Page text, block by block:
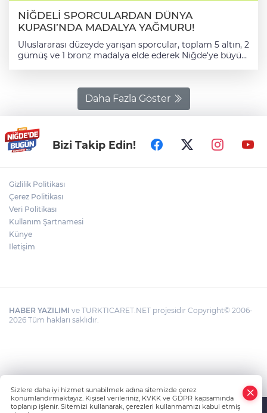
NİĞDELİ SPORCULARDAN DÜNYA
KUPASI’NDA MADALYA YAĞMURU!
Uluslararası düzeyde yarışan sporcular, toplam 5 altın, 2
gümüş ve 1 bronz madalya elde ederek Niğde'ye büyük
Asbala, Enes Erdem, Emre Demirci ve Melisa Adıgüzel,
kendi kategorilerinde şampiyonluğa ulaşarak altın
madalyaları boyunlarına taktı. Organizasyonda Yaren
gümüş madalya kazanırken, Melek Yiğit ise üçüncülük
derecesiyle bronz madalyanın sahibi oldu. Dünyanın
pek çok ülkesinden sporcuların yer aldığı bu prestijli
bu başarılar, hem aileleri hem de antrenörleri için gurur
vesilesi oldu. Niğde’yi uluslararası arenada başarıyla
temsil eden sporcular, ortaya koydukları azim ve
performansla takdir toplarken, başarılarının artarak
devam etmesi temenni edildi
Daha Fazla Göster
Bizi Takip Edin!
Gizlilik Politikası
Çerez Politikası
Veri Politikası
Kullanım Şartnamesi
Künye
İletişim
HABER YAZILIMI ve TURKTICARET.NET projesidir Copyright© 2006-
2026 Tüm hakları saklıdır.
Sizlere daha iyi hizmet sunabilmek adına sitemizde çerez
konumlandırmaktayız. Kişisel verileriniz, KVKK ve GDPR kapsamında
toplanıp işlenir. Sitemizi kullanarak, çerezleri kullanmamızı kabul etmiş